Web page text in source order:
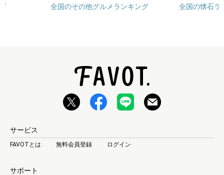
全国のその他グルメランキング 全国の懐石ラ
サービス
FAVOTとは 無料会員登録 ログイン
サポート